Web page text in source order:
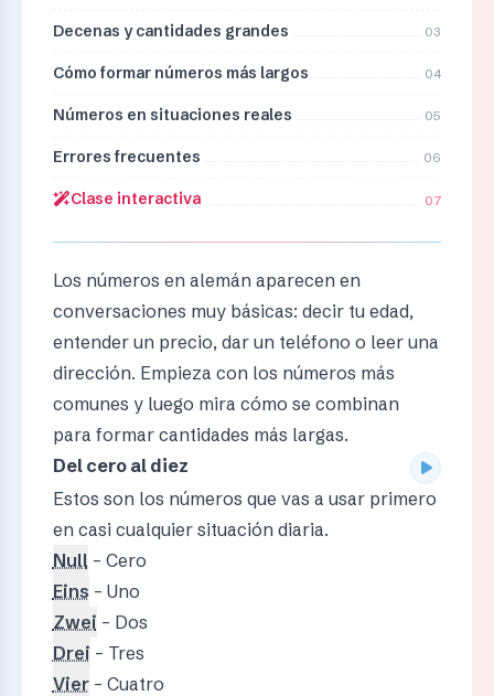
Decenas y cantidades grandes 03
Cómo formar números más largos 04
Números en situaciones reales 05
Errores frecuentes 06
Clase interactiva 07
Los números en alemán aparecen en
conversaciones muy básicas: decir tu edad,
entender un precio, dar un teléfono o leer una
dirección. Empieza con los números más
comunes y luego mira cómo se combinan
para formar cantidades más largas.
Del cero al diez
Estos son los números que vas a usar primero
en casi cualquier situación diaria.
Null – Cero
Eins – Uno
Zwei – Dos
Drei – Tres
Vier– Cuatro